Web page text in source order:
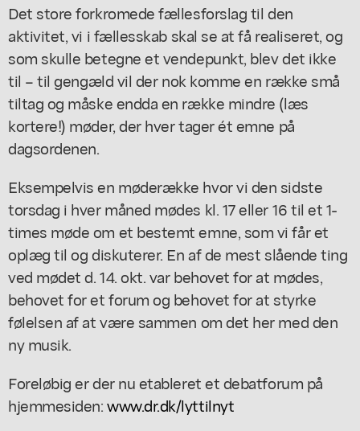
Det store forkromede fællesforslag til den
aktivitet, vi i fællesskab skal se at få realiseret, og
som skulle betegne et vendepunkt, blev det ikke
til – til gengæld vil der nok komme en række små
tiltag og måske endda en række mindre (læs
kortere!) møder, der hver tager ét emne på
dagsordenen.
Eksempelvis en møderække hvor vi den sidste
torsdag i hver måned mødes kl. 17 eller 16 til et 1-
times møde om et bestemt emne, som vi får et
oplæg til og diskuterer. En af de mest slående ting
ved mødet d. 14. okt. var behovet for at mødes,
behovet for et forum og behovet for at styrke
følelsen af at være sammen om det her med den
ny musik.
Foreløbig er der nu etableret et debatforum på
hjemmesiden:www.dr.dk/lyttilnyt